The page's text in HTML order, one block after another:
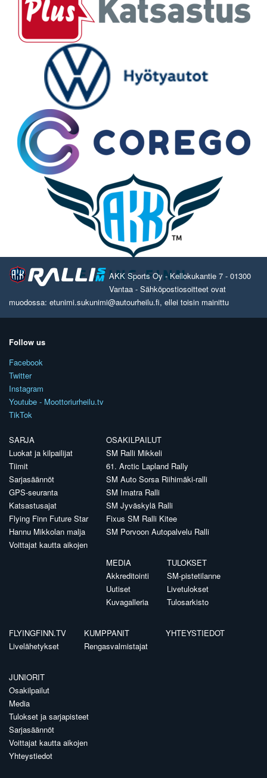
AKK Sports Oy - Kellokukantie 7 - 01300
Vantaa - Sähköpostiosoitteet ovat
muodossa: etunimi.sukunimi@autourheilu.fi, ellei toisin mainittu
Follow us
Facebook
Twitter
Instagram
Youtube - Moottoriurheilu.tv
TikTok
SARJA
Luokat ja kilpailijat
Tiimit
Sarjasäännöt
GPS-seuranta
Katsastusajat
Flying Finn Future Star
Hannu Mikkolan malja
Voittajat kautta aikojen
OSAKILPAILUT
SM Ralli Mikkeli
61. Arctic Lapland Rally
SM Auto Sorsa Riihimäki-ralli
SM Imatra Ralli
SM Jyväskylä Ralli
Fixus SM Ralli Kitee
SM Porvoon Autopalvelu Ralli
MEDIA
Akkreditointi
Uutiset
Kuvagalleria
TULOKSET
SM-pistetilanne
Livetulokset
Tulosarkisto
FLYINGFINN.TV
Livelähetykset
KUMPPANIT
Rengasvalmistajat
YHTEYSTIEDOT
JUNIORIT
Osakilpailut
Media
Tulokset ja sarjapisteet
Sarjasäännöt
Voittajat kautta aikojen
Yhteystiedot